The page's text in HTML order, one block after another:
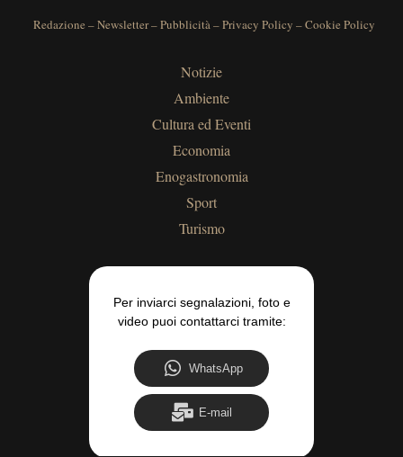
Redazione –Newsletter–Pubblicità–Privacy Policy –Cookie Policy
Notizie
Ambiente
Cultura ed Eventi
Economia
Enogastronomia
Sport
Turismo
Per inviarci segnalazioni, foto e
video puoi contattarci tramite:
WhatsApp
E-mail